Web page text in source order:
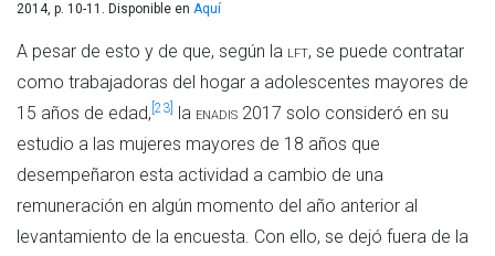
2014, p. 10-11. Disponible en Aquí
A pesar de esto y de que, según la lft, se puede contratar
como trabajadoras del hogar a adolescentes mayores de
15 años de edad, [23] la enadis 2017 solo consideró en su
estudio a las mujeres mayores de 18 años que
desempeñaron esta actividad a cambio de una
remuneración en algún momento del año anterior al
levantamiento de la encuesta. Con ello, se dejó fuera de la